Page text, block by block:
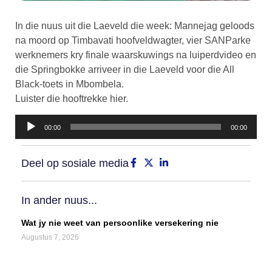
In die nuus uit die Laeveld die week: Mannejag geloods
na moord op Timbavati hoofveldwagter, vier SANParke
werknemers kry finale waarskuwings na luiperdvideo en
die Springbokke arriveer in die Laeveld voor die All
Black-toets in Mbombela.
Luister die hooftrekke hier.
Klankspeler
00:00 00:00
Deel op sosiale media
In ander nuus...
Wat jy nie weet van persoonlike versekering nie
Augustus 7, 2026